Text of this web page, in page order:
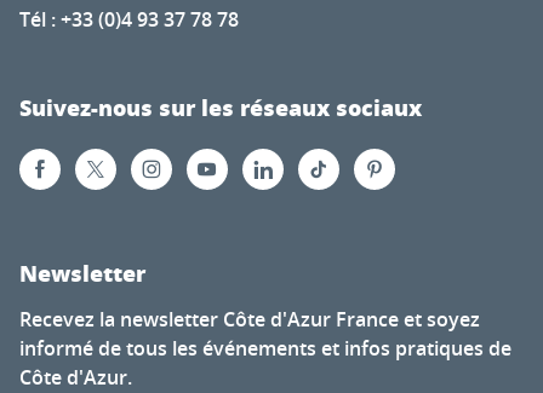
Tél : +33 (0)4 93 37 78 78
Suivez-nous sur les réseaux sociaux
Newsletter
Recevez la newsletter Côte d'Azur France et soyez
informé de tous les événements et infos pratiques de
Côte d'Azur.